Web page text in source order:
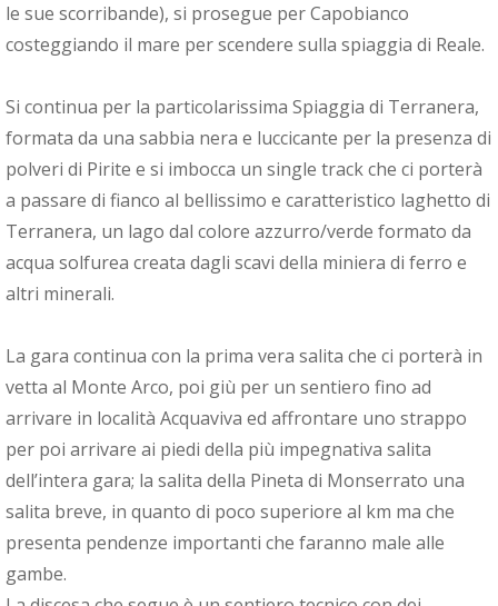
le sue scorribande), si prosegue per Capobianco
costeggiando il mare per scendere sulla spiaggia di Reale.
Si continua per la particolarissima Spiaggia di Terranera,
formata da una sabbia nera e luccicante per la presenza di
polveri di Pirite e si imbocca un single track che ci porterà
a passare di fianco al bellissimo e caratteristico laghetto di
Terranera, un lago dal colore azzurro/verde formato da
acqua solfurea creata dagli scavi della miniera di ferro e
altri minerali.
La gara continua con la prima vera salita che ci porterà in
vetta al Monte Arco, poi giù per un sentiero fino ad
arrivare in località Acquaviva ed affrontare uno strappo
per poi arrivare ai piedi della più impegnativa salita
dell’intera gara; la salita della Pineta di Monserrato una
salita breve, in quanto di poco superiore al km ma che
presenta pendenze importanti che faranno male alle
gambe.